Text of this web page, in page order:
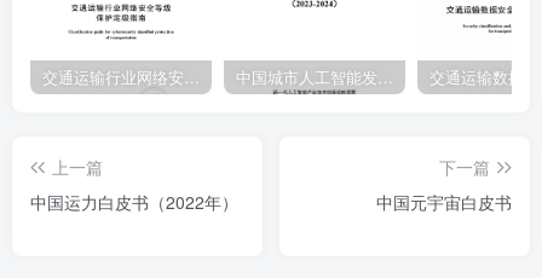
上一篇
中国运力白皮书（2022年）
下一篇
中国元宇宙白皮书